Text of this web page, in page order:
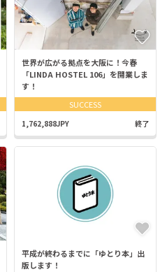
世界が広がる拠点を大阪に！今春
「LINDA HOSTEL 106」を開業しま
す！
SUCCESS
1,762,888JPY 終了
平成が終わるまでに「ゆとり本」出
版します！